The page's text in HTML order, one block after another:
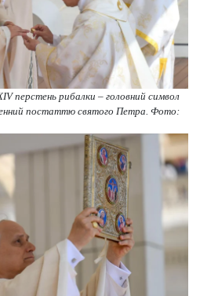
перстень рибалки – головний символ
постаттю святого Петра. Фото: